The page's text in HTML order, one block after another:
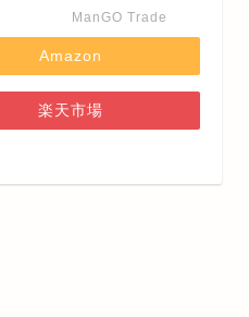
ManGO Trade
Amazon
楽天市場